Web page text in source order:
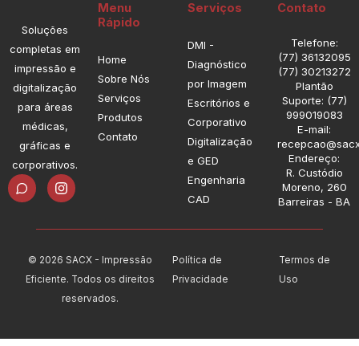
Soluções
completas em
impressão e
digitalização
para áreas
médicas,
gráficas e
corporativos.
I
n
s
a
r
a
Menu
Rápido
Home
Sobre Nós
Serviços
Produtos
Contato
Serviços
DMI -
Diagnóstico
por Imagem
Escritórios e
Corporativo
Digitalização
e GED
Engenharia
CAD
Contato
Telefone:
(77) 36132095
(77) 30213272
Plantão
Suporte: (77)
999019083
E-mail:
Endereço:
R. Custódio
Moreno, 260
Barreiras - BA
© 2026 SACX - Impressão
Eficiente. Todos os direitos
reservados.
Política de
Privacidade
Termos de
Uso